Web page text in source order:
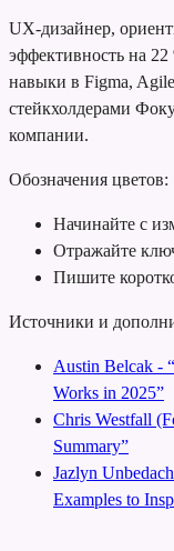
UX-дизайнер,
эффективность на
навыки в Figma,
стейкхолдерами
компании.
Обозначения цветов:
Начинайте с
Отражайте
Пишите
Источники и
Austin Belcak -
Works in 2025”
Chris Westfall
Summary”
Jazlyn
Examples to